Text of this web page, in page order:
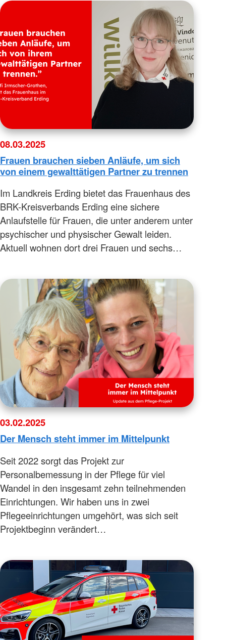
08.03.2025
Frauen brauchen sieben Anläufe, um sich
von einem gewalttätigen Partner zu trennen
Im Landkreis Erding bietet das Frauenhaus des
BRK-Kreisverbands Erding eine sichere
Anlaufstelle für Frauen, die unter anderem unter
psychischer und physischer Gewalt leiden.
Aktuell wohnen dort drei Frauen und sechs…
03.02.2025
Der Mensch steht immer im Mittelpunkt
Seit 2022 sorgt das Projekt zur
Personalbemessung in der Pflege für viel
Wandel in den insgesamt zehn teilnehmenden
Einrichtungen. Wir haben uns in zwei
Pflegeeinrichtungen umgehört, was sich seit
Projektbeginn verändert…